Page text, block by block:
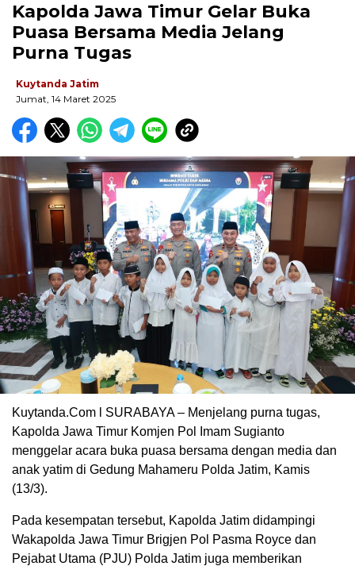
Kapolda Jawa Timur Gelar Buka
Puasa Bersama Media Jelang
Purna Tugas
Kuytanda Jatim
Jumat, 14 Maret 2025
Kuytanda.Com l SURABAYA – Menjelang purna tugas,
Kapolda Jawa Timur Komjen Pol Imam Sugianto
menggelar acara buka puasa bersama dengan media dan
anak yatim di Gedung Mahameru Polda Jatim, Kamis
(13/3).
Pada kesempatan tersebut, Kapolda Jatim didampingi
Wakapolda Jawa Timur Brigjen Pol Pasma Royce dan
Pejabat Utama (PJU) Polda Jatim juga memberikan